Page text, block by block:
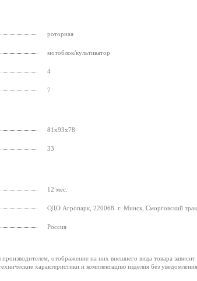
роторная
мотоблок/культиватор
4
7
81x93x78
33
12 мес.
ОДО Агропарк, 220068. г. Минск, Сморговский
Россия
отображение на них внешнего вида товара зависит
характеристики и комплектацию изделия без